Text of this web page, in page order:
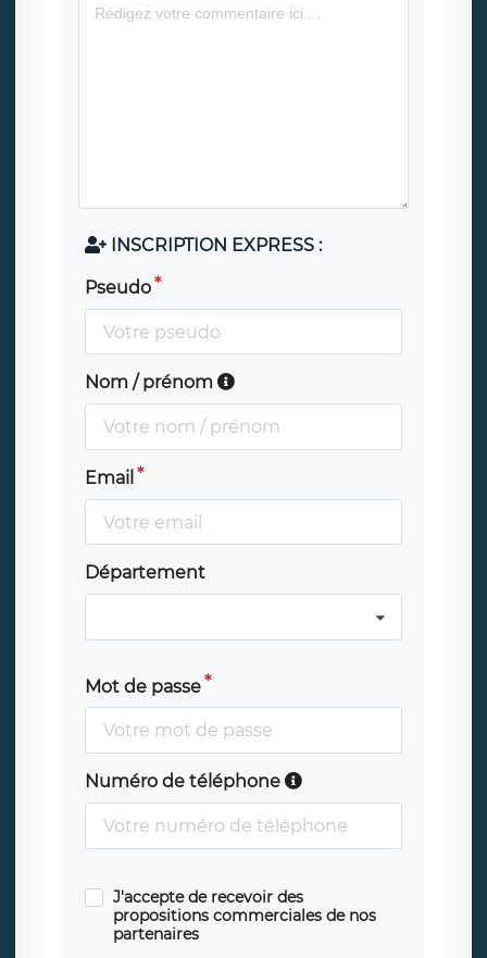
INSCRIPTION EXPRESS :
Pseudo
Nom / prénom
Email
Département
Mot de passe
Numéro de téléphone
J'accepte de recevoir des
propositions commerciales de nos
partenaires